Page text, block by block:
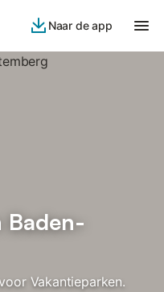
Naar de app
Baden-
Vakantieparken.